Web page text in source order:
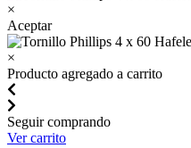
×
Aceptar
×
Producto agregado a carrito
Seguir comprando
Ver carrito